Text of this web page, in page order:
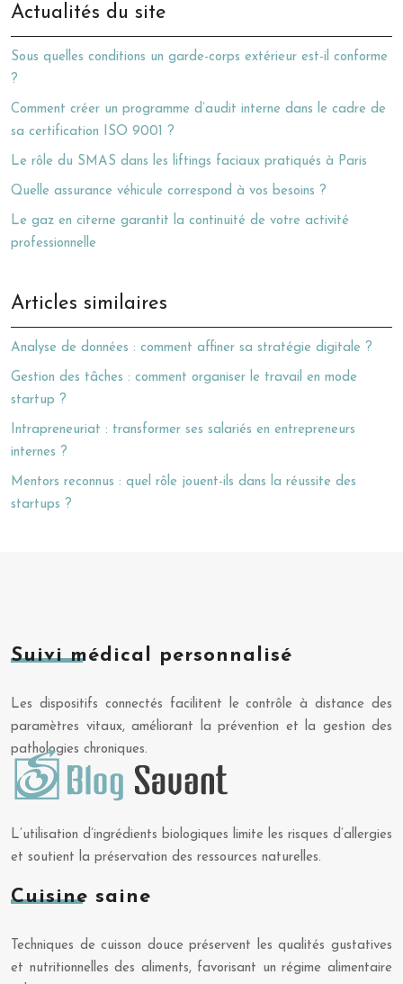
Actualités du site
Sous quelles conditions un garde-corps extérieur est-il conforme
?
Comment créer un programme d’audit interne dans le cadre de
sa certification ISO 9001 ?
Le rôle du SMAS dans les liftings faciaux pratiqués à Paris
Quelle assurance véhicule correspond à vos besoins ?
Le gaz en citerne garantit la continuité de votre activité
professionnelle
Articles similaires
Analyse de données : comment affiner sa stratégie digitale ?
Gestion des tâches : comment organiser le travail en mode
startup ?
Intrapreneuriat : transformer ses salariés en entrepreneurs
internes ?
Mentors reconnus : quel rôle jouent-ils dans la réussite des
startups ?
Suivi médical personnalisé
Les dispositifs connectés facilitent le contrôle à distance des
paramètres vitaux, améliorant la prévention et la gestion des
pathologies chroniques.
L’utilisation d’ingrédients biologiques limite les risques d’allergies
et soutient la préservation des ressources naturelles.
Cuisine saine
Techniques de cuisson douce préservent les qualités gustatives
et nutritionnelles des aliments, favorisant un régime alimentaire